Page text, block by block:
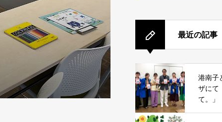
最近の記事
港南子
ザにて
て。」